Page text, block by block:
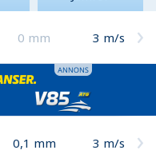
0 mm 3 m/s
0,1 mm 3 m/s